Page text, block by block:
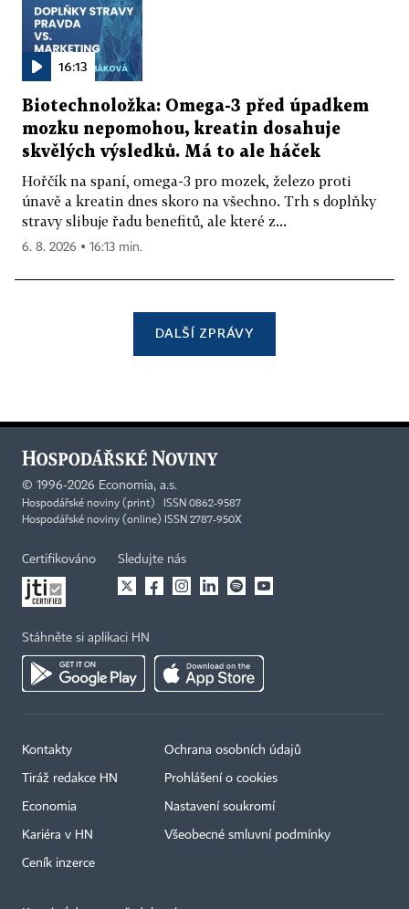
16:13
Biotechnoložka: Omega-3 před úpadkem
mozku nepomohou, kreatin dosahuje
skvělých výsledků. Má to ale háček
Hořčík na spaní, omega-3 pro mozek, železo proti
únavě a kreatin dnes skoro na všechno. Trh s doplňky
stravy slibuje řadu benefitů, ale které z...
6. 8. 2026 ▪ 16:13 min.
DALŠÍ ZPRÁVY
© 1996-2026 Economia, a.s.
Hospodářské noviny (print) ISSN 0862-9587
Hospodářské noviny (online) ISSN 2787-950X
Certifikováno Sledujte nás
Stáhněte si aplikaci HN
Kontakty
Tiráž redakce HN
Economia
Kariéra v HN
Ceník inzerce
Ochrana osobních údajů
Prohlášení o cookies
Nastavení soukromí
Všeobecné smluvní podmínky